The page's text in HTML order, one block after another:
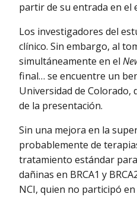
partir de su entrada en el
Los investigadores del
clínico. Sin embargo, al
simultáneamente en el
final… se encuentre un
Universidad de Colorado,
de la presentación.
Sin una mejora en la
probablemente de
tratamiento estándar
dañinas en BRCA1 y
NCI, quien no participó